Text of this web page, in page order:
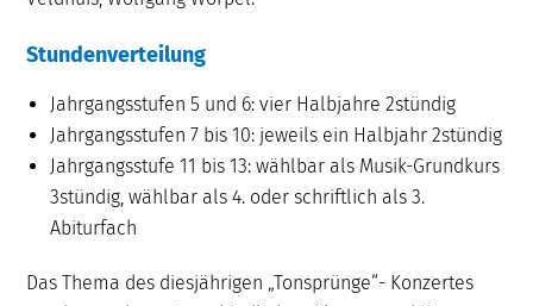
Stundenverteilung
Jahrgangsstufen 5 und 6: vier Halbjahre 2stündig
Jahrgangsstufen 7 bis 10: jeweils ein Halbjahr 2stündig
Jahrgangsstufe 11 bis 13: wählbar als Musik-Grundkurs
3stündig, wählbar als 4. oder schriftlich als 3.
Abiturfach
Das Thema des diesjährigen „Tonsprünge“- Konzertes